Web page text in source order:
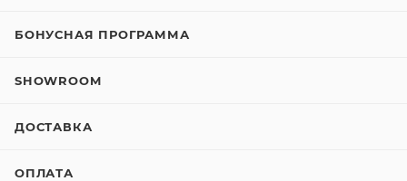
БОНУСНАЯ ПРОГРАММА
SHOWROOM
ДОСТАВКА
ОПЛАТА